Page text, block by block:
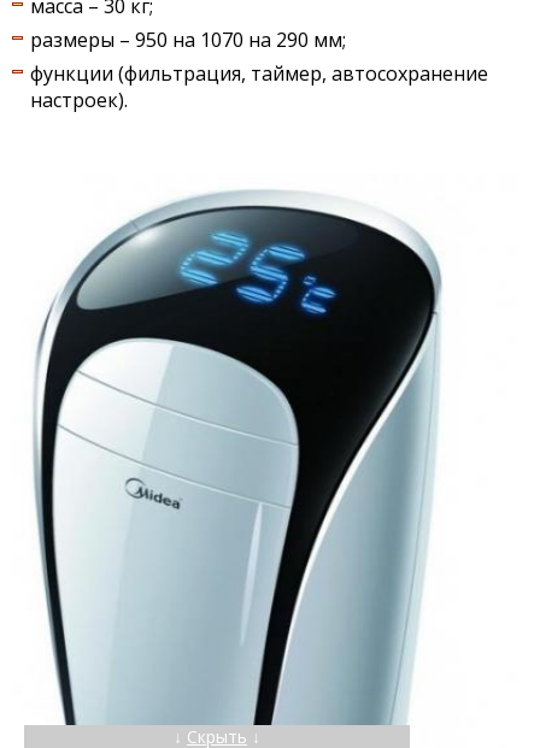
масса – 30 кг;
размеры – 950 на 1070 на 290 мм;
функции (фильтрация, таймер, автосохранение
настроек).
↓ Скрыть ↓